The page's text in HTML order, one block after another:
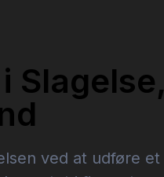
Slagelse,
ved at udføre et